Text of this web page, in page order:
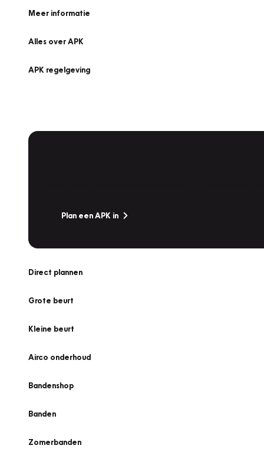
Meer informatie
Alles over APK
APK regelgeving
Plan een APK in
Direct plannen
Grote beurt
Kleine beurt
Airco onderhoud
Bandenshop
Banden
Zomerbanden